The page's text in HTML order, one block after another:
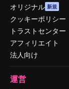
オリジナル 新規
クッキーポリシー
トラストセンター
アフィリエイト
法人向け
運営